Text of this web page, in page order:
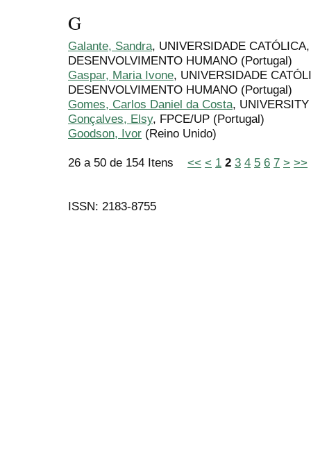
G
Galante, Sandra, UNIVERSIDADE
DESENVOLVIMENTO HUMANO (Portugal)
Gaspar, Maria Ivone, UNIVERSIDADE
DESENVOLVIMENTO HUMANO (Portugal)
Gomes, Carlos Daniel da Costa,
Gonçalves, Elsy, FPCE/UP (Portugal)
Goodson, Ivor (Reino Unido)
26 a 50 de 154 Itens << < 1 2 3 4 5 6 7 > >>
ISSN: 2183-8755